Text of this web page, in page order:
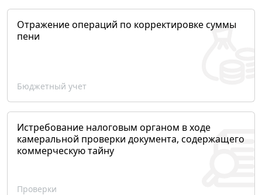
Отражение операций по корректировке суммы
пени
Бюджетный учет
Истребование налоговым органом в ходе
камеральной проверки документа, содержащего
коммерческую тайну
Проверки